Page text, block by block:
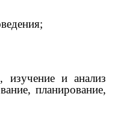
изучение и анализ
планирование,